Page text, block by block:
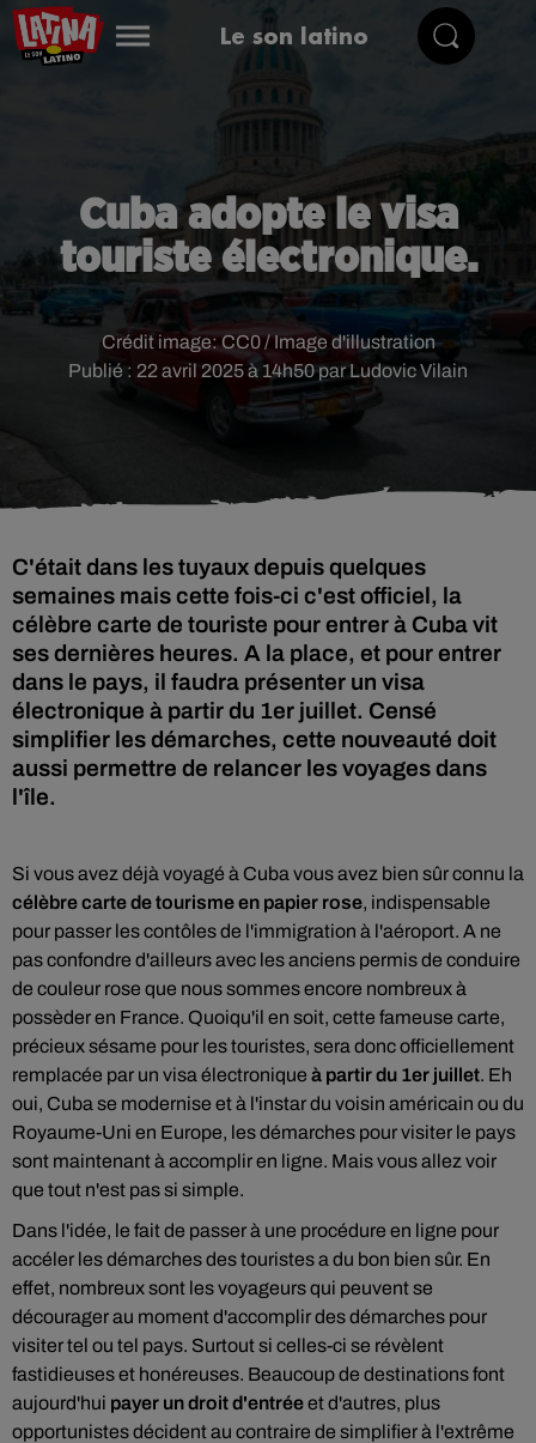
Le son latino
Cuba adopte le visa
touriste électronique.
Publié : 22 avril 2025 à 14h50 par Ludovic Vilain
Crédit image:CC0 / Image d'illustration
C'était dans les tuyaux depuis quelques
semaines mais cette fois-ci c'est officiel, la
célèbre carte de touriste pour entrer à Cuba vit
ses dernières heures. A la place, et pour entrer
dans le pays, il faudra présenter un visa
électronique à partir du 1er juillet. Censé
simplifier les démarches, cette nouveauté doit
aussi permettre de relancer les voyages dans
l'île.
Si vous avez déjà voyagé à Cuba vous avez bien sûr connu la
célèbre carte de tourisme en papier rose, indispensable
pour passer les contôles de l'immigration à l'aéroport. A ne
pas confondre d'ailleurs avec les anciens permis de conduire
de couleur rose que nous sommes encore nombreux à
possèder en France. Quoiqu'il en soit, cette fameuse carte,
précieux sésame pour les touristes, sera donc officiellement
remplacée par un visa électronique à partir du 1er juillet. Eh
oui, Cuba se modernise et à l'instar du voisin américain ou du
Royaume-Uni en Europe, les démarches pour visiter le pays
sont maintenant à accomplir en ligne. Mais vous allez voir
que tout n'est pas si simple.
Dans l'idée, le fait de passer à une procédure en ligne pour
accéler les démarches des touristes a du bon bien sûr. En
effet, nombreux sont les voyageurs qui peuvent se
décourager au moment d'accomplir des démarches pour
visiter tel ou tel pays. Surtout si celles-ci se révèlent
fastidieuses et honéreuses. Beaucoup de destinations font
aujourd'hui payer un droit d'entréeet d'autres, plus
opportunistes décident au contraire de simplifier à l'extrême